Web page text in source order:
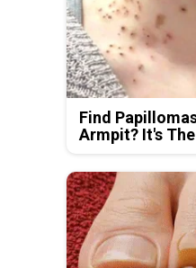
Find
Armpit? It's